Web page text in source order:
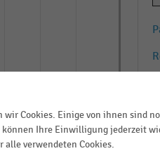
Cookies. Einige von ihnen sind
können Ihre Einwilligung jederzeit
verwendeten Cookies.